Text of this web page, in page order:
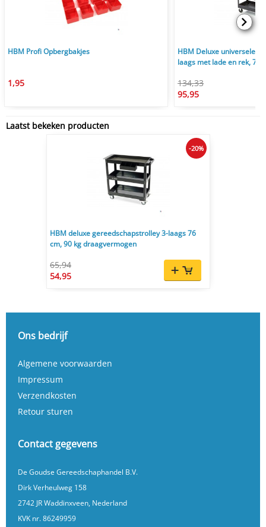
HBM Profi Opbergbakjes
1,95
HBM Deluxe universele
laags met lade en rek, 75
134,33
95,95
Laatst bekeken producten
HBM deluxe gereedschapstrolley 3-laags 76
cm, 90 kg draagvermogen
65,94
54,95
-20%
Ons bedrijf
Algemene voorwaarden
Impressum
Verzendkosten
Retour sturen
Contact gegevens
De Goudse Gereedschaphandel B.V.
Dirk Verheulweg 158
2742 JR Waddinxveen, Nederland
KVK nr. 86249959